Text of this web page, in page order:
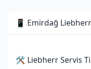
📱 Emirdağ
🛠 Liebherr Servis